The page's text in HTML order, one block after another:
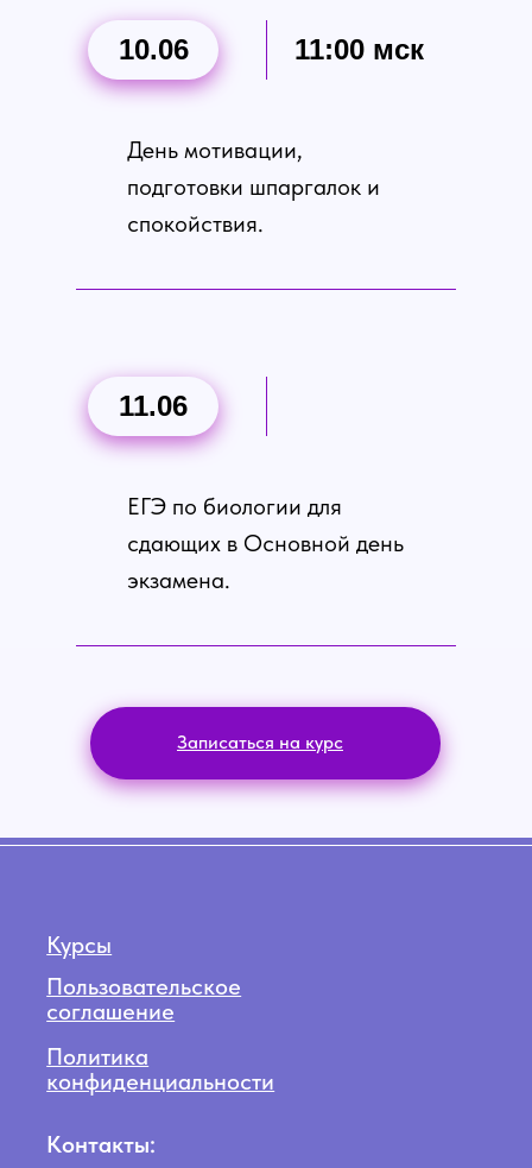
10.06
День мотивации,
подготовки шпаргалок и
спокойствия.
11:00 мск
11.06
ЕГЭ по биологии для
сдающих в Основной день
экзамена.
Записаться на курс